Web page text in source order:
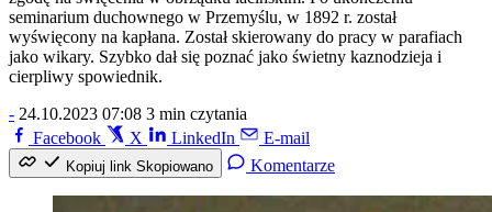
seminarium duchownego w Przemyślu, w 1892 r. został
wyświęcony na kapłana. Został skierowany do pracy w parafiach
jako wikary. Szybko dał się poznać jako świetny kaznodzieja i
cierpliwy spowiednik.
- 24.10.2023 07:08 3 min czytania
Facebook
X LinkedIn E-mail
Kopiuj link Skopiowano Komentarze